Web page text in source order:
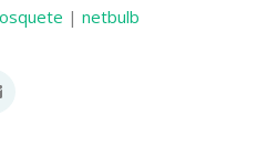
| netbulb